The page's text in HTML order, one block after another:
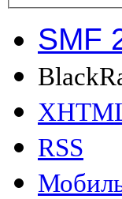
SMF
RSS